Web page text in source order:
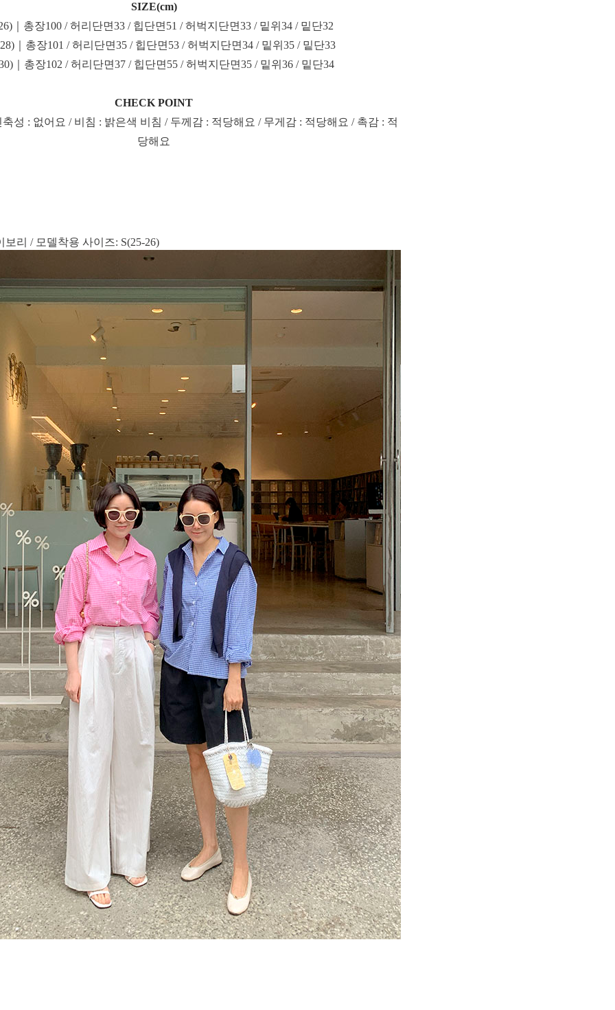
SIZE(cm)
｜총장100 / 허리단면33 / 힙단면51 / 허벅지단면33 / 밑위34 / 밑단32
｜총장101 / 허리단면35 / 힙단면53 / 허벅지단면34 / 밑위35 / 밑단33
｜총장102 / 허리단면37 / 힙단면55 / 허벅지단면35 / 밑위36 / 밑단34
CHECK POINT
성 : 없어요 / 비침 : 밝은색 비침 / 두께감 : 적당해요 / 무게감 : 적당해요 / 촉감 : 적
당해요
리 / 모델착용 사이즈: S(25-26)